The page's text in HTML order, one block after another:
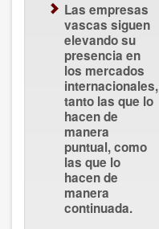
Las empresas
vascas siguen
elevando su
presencia en
los mercados
internacionales,
tanto las que lo
hacen de
manera
puntual, como
las que lo
hacen de
manera
continuada.